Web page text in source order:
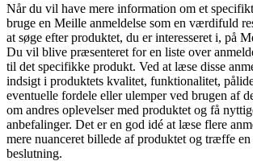
Når du vil have mere information om et
bruge en Meille anmeldelse som en værdifuld
at søge efter produktet, du er interesseret i, på
Du vil blive præsenteret for en liste over
til det specifikke produkt. Ved at læse disse
indsigt i produktets kvalitet, funktionalitet,
eventuelle fordele eller ulemper ved brugen af
om andres oplevelser med produktet og få
anbefalinger. Det er en god idé at læse flere
mere nuanceret billede af produktet og træffe
beslutning.